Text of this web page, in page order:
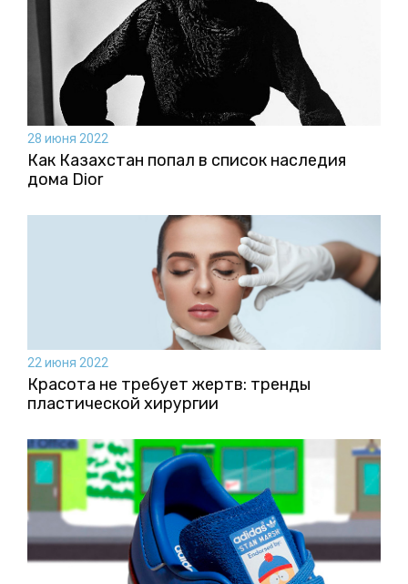
28 июня 2022
Как Казахстан попал в список наследия
дома Dior
22 июня 2022
Красота не требует жертв: тренды
пластической хирургии